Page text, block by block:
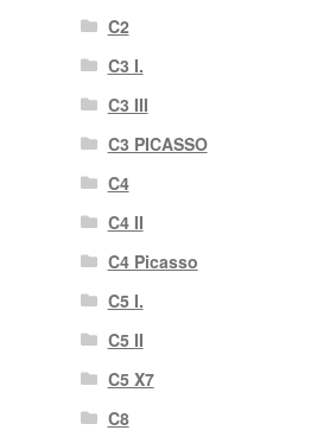
C2
C3 I.
C3 III
C3 PICASSO
C4
C4 II
C4 Picasso
C5 I.
C5 II
C5 X7
C8